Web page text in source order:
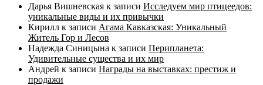
Дарья Вишневская к записи Исследуем мир птицеедов:
уникальные виды и их привычки
Кирилл к записи Агама Кавказская: Уникальный
Житель Гор и Лесов
Надежда Синицына к записи Перипланета:
Удивительные существа и их мир
Андрей к записи Награды на выставках: престиж и
продажи